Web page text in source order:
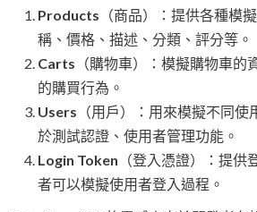
Products （商品）：提供各種模
稱、價格、描述、分類、評分等。
Carts （購物車）：模擬購物車
的購買行為。
Users （用戶）：用來模擬不同使
於測試認證、使用者管理功能。
Login Token （登入憑證）：提
者可以模擬使用者登入過程。